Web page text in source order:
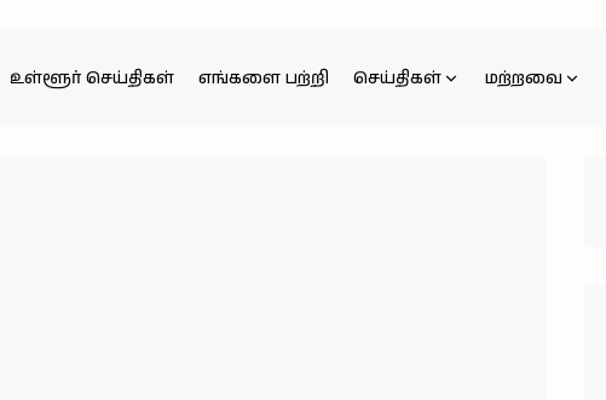
உள்ளூர் செய்திகள் எங்களை பற்றி செய்திகள் மற்றவை